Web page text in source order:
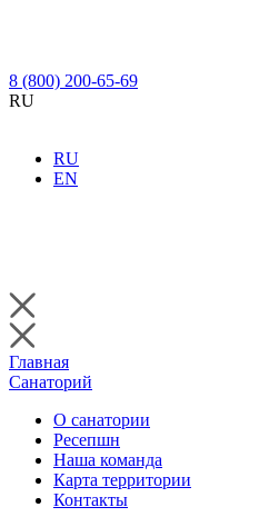
8 (800) 200-65-69
RU
RU
EN
Главная
Санаторий
О санатории
Ресепшн
Наша команда
Карта территории
Контакты